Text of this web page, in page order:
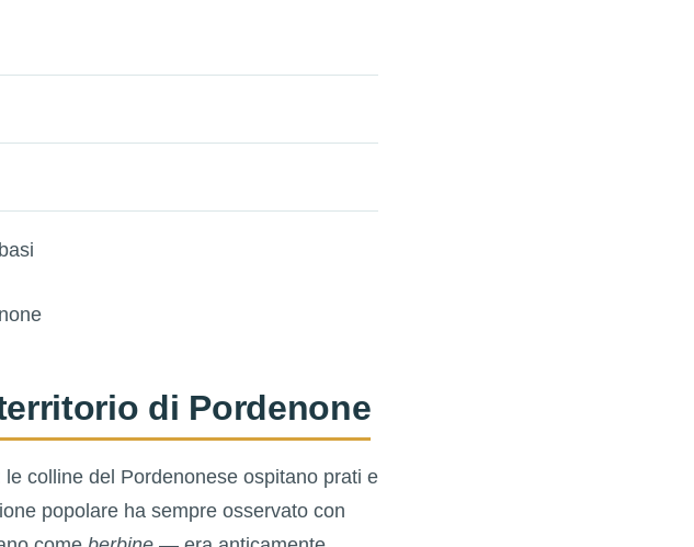
di Pordenone
colline del Pordenonese ospitano prati e
popolare ha sempre osservato con